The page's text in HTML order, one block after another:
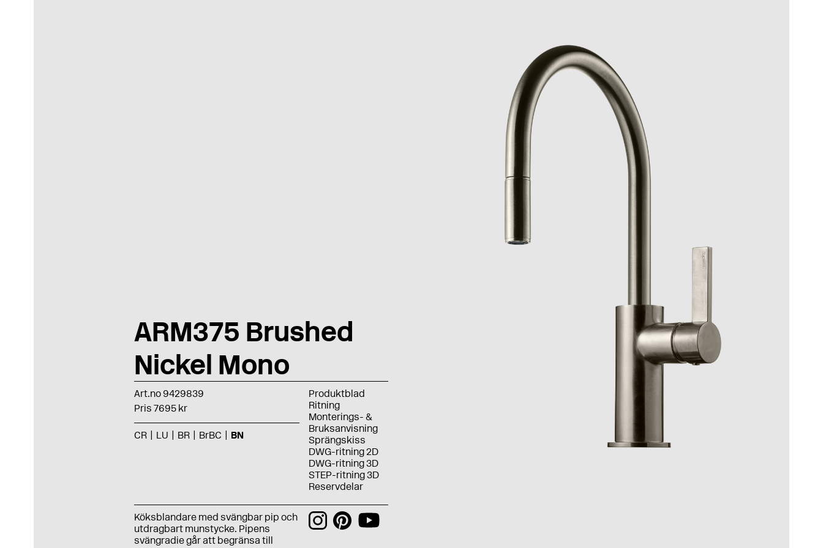
ARM375 Brushed
Nickel Mono
Art.no 9429839
Pris 7695 kr
CR LU BR BrBC BN
Produktblad
Ritning
Monterings- &
Bruksanvisning
Sprängskiss
DWG-ritning 2D
DWG-ritning 3D
STEP-ritning 3D
Reservdelar
Köksblandare med svängbar pip och
utdragbart munstycke. Pipens
svängradie går att begränsa till